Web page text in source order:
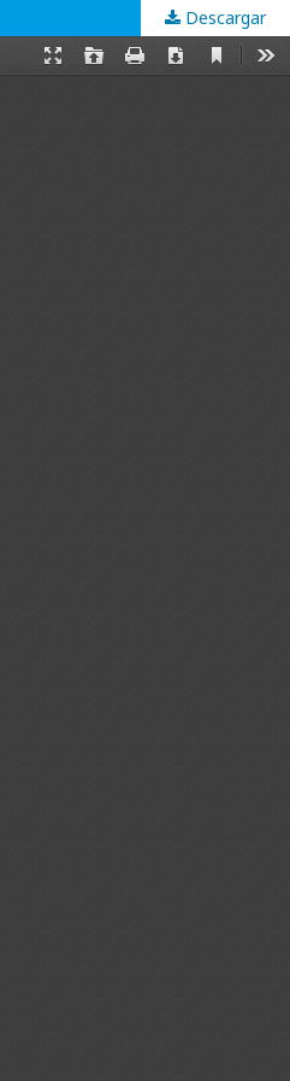
Descargar